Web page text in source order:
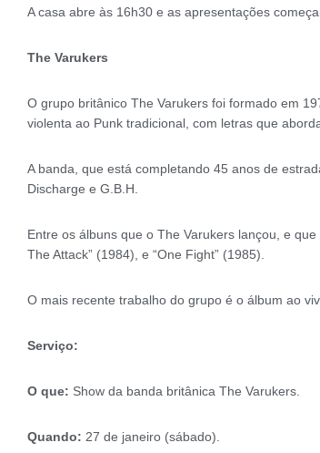
A casa abre às 16h30 e as apresentações
The Varukers
O grupo britânico The Varukers foi formado em
violenta ao Punk tradicional, com letras que
A banda, que está completando 45 anos de
Discharge e G.B.H.
Entre os álbuns que o The Varukers lançou, e
The Attack” (1984), e “One Fight” (1985).
O mais recente trabalho do grupo é o álbum ao
Serviço:
O que: Show da banda britânica The Varukers.
Quando: 27 de janeiro (sábado).